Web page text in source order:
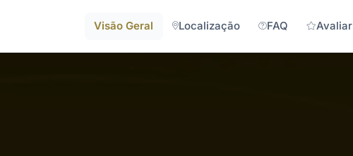
Visão Geral Localização FAQ Avaliar